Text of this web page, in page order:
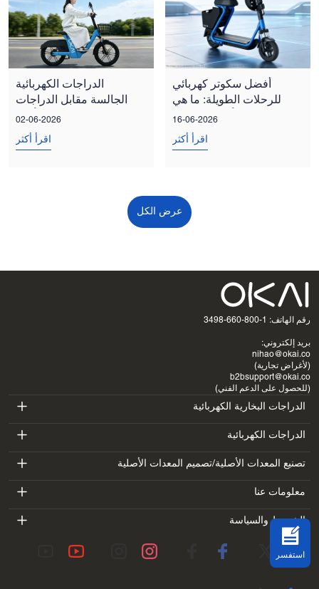
أفضل سكوتر كهربائي
للرحلات الطويلة: ما هي
أهم الميزات؟
16-06-2026
اقرأ أكثر
الدراجات الكهربائية
الجالسة مقابل الدراجات
الكهربائية الواقفة: أيهما
يناسب احتياجاتك في
التنقل الحضري؟
02-06-2026
اقرأ أكثر
عرض الكل
رقم الهاتف: 1-800-660-3498
بريد إلكتروني:
nihao@okai.co
(لأغراض تجارية)
b2bsupport@okai.co
(للحصول على الدعم الفني)
الدراجات البخارية الكهربائية
ES400A
ES410
ES600P
ES700
الدراجات الكهربائية
EB100B
EB300
EB100B V3
تصنيع المعدات الأصلية/تصميم المعدات الأصلية
SV3
DK1
SS4
معلومات عنا
مقدمة
معمل
الشروط والسياسة
استفسر